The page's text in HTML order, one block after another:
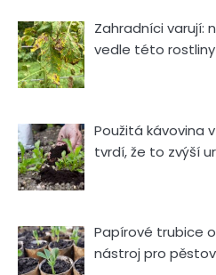
Zahradníci varují:
vedle této rostliny
Použitá kávovina
tvrdí, že to zvýší
Papírové trubice
nástroj pro